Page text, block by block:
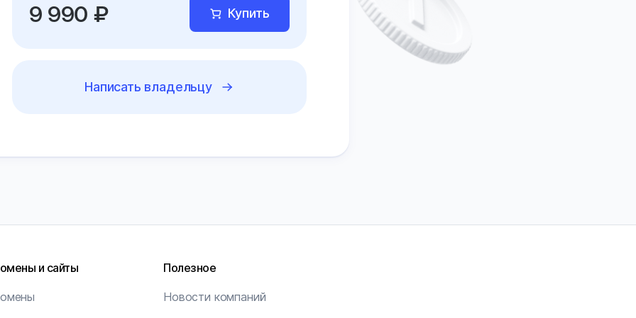
9 990 ₽ Купить
Написать владельцу
и сайты Полезное
Новости компаний